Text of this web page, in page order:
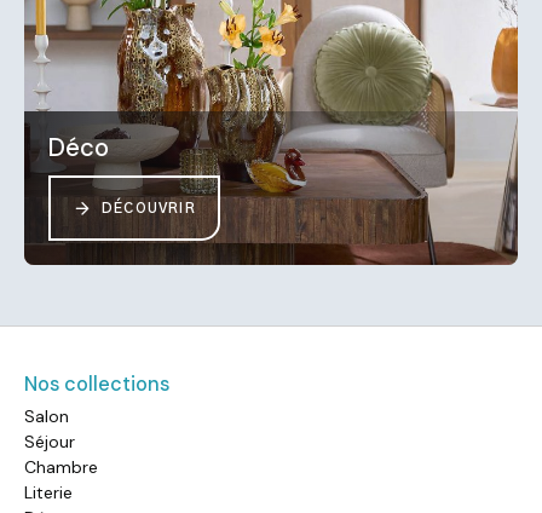
Déco
DÉCOUVRIR
Nos collections
Salon
Séjour
Chambre
Literie